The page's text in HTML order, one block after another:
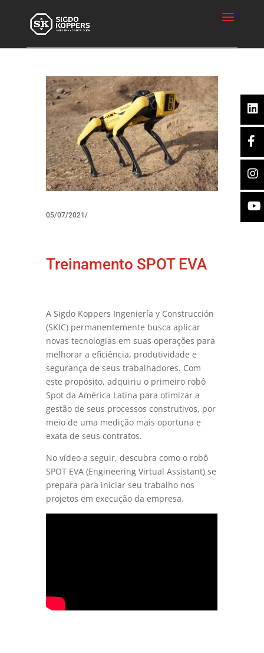
05/07/2021/
Treinamento SPOT EVA
A Sigdo Koppers Ingeniería y Construcción
(SKIC) permanentemente busca aplicar
novas tecnologias em suas operações para
melhorar a eficiência, produtividade e
segurança de seus trabalhadores. Com
este propósito, adquiriu o primeiro robô
Spot da América Latina para otimizar a
gestão de seus processos construtivos, por
meio de uma medição mais oportuna e
exata de seus contratos.
No vídeo a seguir, descubra como o robô
SPOT EVA (Engineering Virtual Assistant) se
prepara para iniciar seu trabalho nos
projetos em execução da empresa.